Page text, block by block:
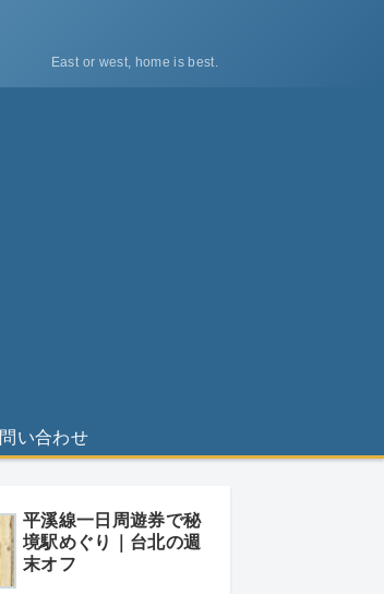
East or west, home is best.
い合わせ
平溪線一日周遊券で秘
境駅めぐり｜台北の週
末オフ